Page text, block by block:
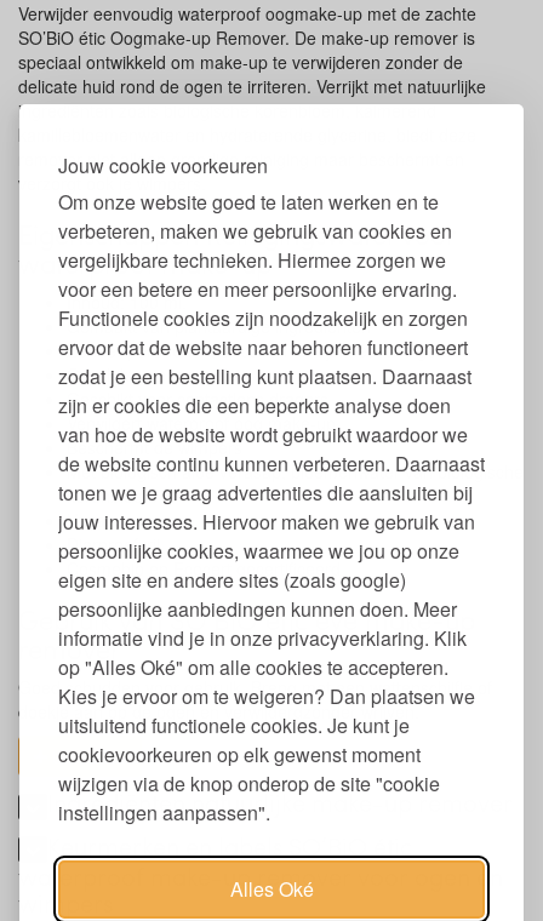
Jouw cookie voorkeuren
Om onze website goed te laten werken en te
verbeteren, maken we gebruik van cookies en
vergelijkbare technieken. Hiermee zorgen we
voor een betere en meer persoonlijke ervaring.
Functionele cookies zijn noodzakelijk en zorgen
ervoor dat de website naar behoren functioneert
zodat je een bestelling kunt plaatsen. Daarnaast
zijn er cookies die een beperkte analyse doen
van hoe de website wordt gebruikt waardoor we
de website continu kunnen verbeteren. Daarnaast
tonen we je graag advertenties die aansluiten bij
jouw interesses. Hiervoor maken we gebruik van
persoonlijke cookies, waarmee we jou op onze
eigen site en andere sites (zoals google)
persoonlijke aanbiedingen kunnen doen. Meer
informatie vind je in onze privacyverklaring. Klik
op "Alles Oké" om alle cookies te accepteren.
Kies je ervoor om te weigeren? Dan plaatsen we
uitsluitend functionele cookies. Je kunt je
cookievoorkeuren op elk gewenst moment
wijzigen via de knop onderop de site "cookie
instellingen aanpassen".
Alles Oké
Verwijder eenvoudig waterproof oogmake-up met de zachte
SO’BiO étic Oogmake-up Remover. De make-up remover is
speciaal ontwikkeld om make-up te verwijderen zonder de
delicate huid rond de ogen te irriteren. Verrijkt met natuurlijke
ingrediënten zoals biologische korenbloem, kalmerend
kamillebloemenwater en hydraterende glycerine, biedt deze
remover niet alleen grondige reiniging maar beschermt en
verzorgt ook je wimpers.
Eigenschappen Reinigingswater voor
waterproof make-up
Inhoud: 100 ml.
Gemaakt van plantaardige ingrediënten
Zonder parabenen, siliconen en synthetische geuren
Geschikt voor gevoelige ogen
Geschikt voor contactlens dragers
Verwijdert waterproof oog make-up
Beschermt de wimpers
Met biologisch aloë verasap, bloemenwater van biologische
korenbloem
Vegan
Dierproefvrij
Cosmebio en Ecocert gecertificeerd
Gebruik van SO’BiO étic eye make-up
remover
Goed schudden voor gebruik. Breng met een wattenschijfje of
doekje aan op de ogen en verwijderdzonder wrijven.
toon alles
Ingrediënten natuurlijke make-up remover
waterproof make-up remover voor ogen en
wimpers